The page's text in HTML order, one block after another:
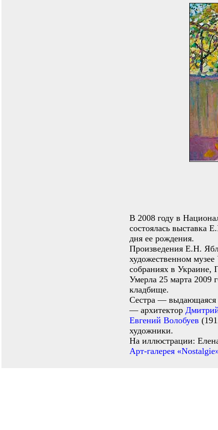
В 2008 году в
состоялась выставка
дня ее рождения.
Произведения Е.Н.
художественном
собраниях в
Умерла 25 марта 2009
кладбище.
Сестра —
— архитектор
Евгений Волобуев
художники.
На иллюстрации:
Арт-галерея